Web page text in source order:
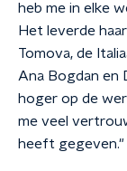
heb me in elke
Het leverde
Tomova, de
Ana Bogdan en
hoger op de
me veel
heeft gegeven."